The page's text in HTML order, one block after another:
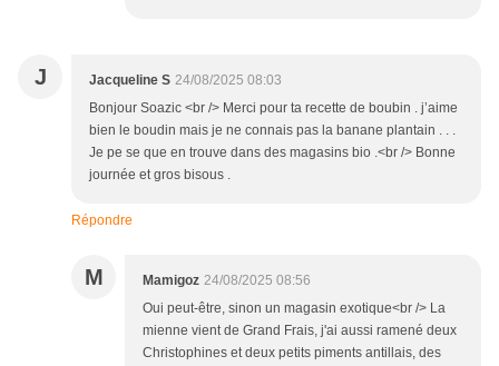
J Jacqueline S 24/08/2025 08:03
Bonjour Soazic <br /> Merci pour ta recette de boubin . j’aime
bien le boudin mais je ne connais pas la banane plantain . . .
Je pe se que en trouve dans des magasins bio .<br /> Bonne
journée et gros bisous .
Répondre
M Mamigoz 24/08/2025 08:56
Oui peut-être, sinon un magasin exotique<br /> La
mienne vient de Grand Frais, j'ai aussi ramené deux
Christophines et deux petits piments antillais, des